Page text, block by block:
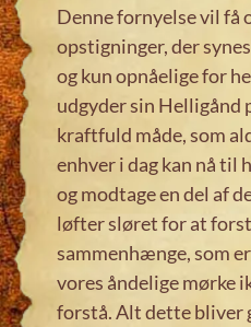
Denne fornyelse vil få
opstigninger, der
og kun opnåelige for
udgyder sin Helligånd
kraftfuld måde, som
enhver i dag kan nå til
og modtage en del af
løfter sløret for at
sammenhænge, som
vores åndelige mørke
forstå. Alt dette bliver